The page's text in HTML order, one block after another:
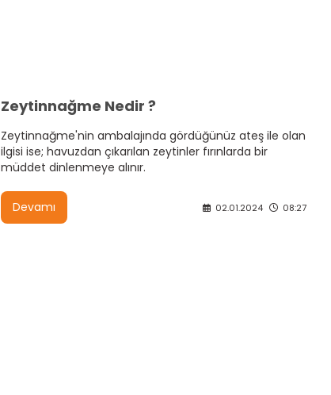
Zeytinnağme Nedir ?
Zeytinnağme'nin ambalajında gördüğünüz ateş ile olan
ilgisi ise; havuzdan çıkarılan zeytinler fırınlarda bir
müddet dinlenmeye alınır.
Devamı 02.01.2024 08:27